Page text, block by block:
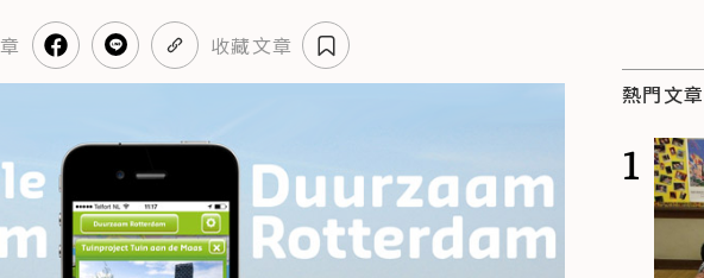
收藏文章
熱門文章
1